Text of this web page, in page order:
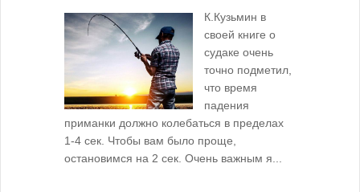
К.Кузьмин в
своей книге о
судаке очень
точно подметил,
что время
падения
приманки должно колебаться в пределах
1-4 сек. Чтобы вам было проще,
остановимся на 2 сек. Очень важным я...